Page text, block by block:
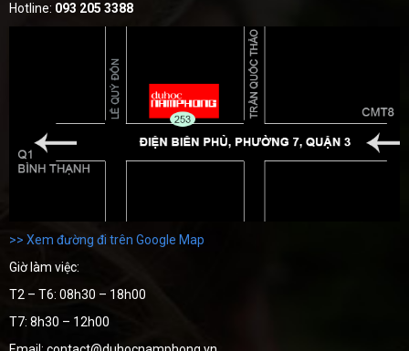
Hotline: 093 205 3388
>> Xem đường đi trên Google Map
Giờ làm việc:
T2 – T6: 08h30 – 18h00
T7: 8h30 – 12h00